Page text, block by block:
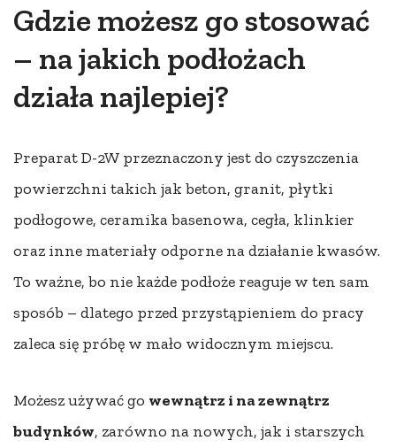
Gdzie możesz go stosować
– na jakich podłożach
działa najlepiej?
Preparat D-2W przeznaczony jest do czyszczenia
powierzchni takich jak beton, granit, płytki
podłogowe, ceramika basenowa, cegła, klinkier
oraz inne materiały odporne na działanie kwasów.
To ważne, bo nie każde podłoże reaguje w ten sam
sposób – dlatego przed przystąpieniem do pracy
zaleca się próbę w mało widocznym miejscu.
Możesz używać go wewnątrz i na zewnątrz
budynków, zarówno na nowych, jak i starszych